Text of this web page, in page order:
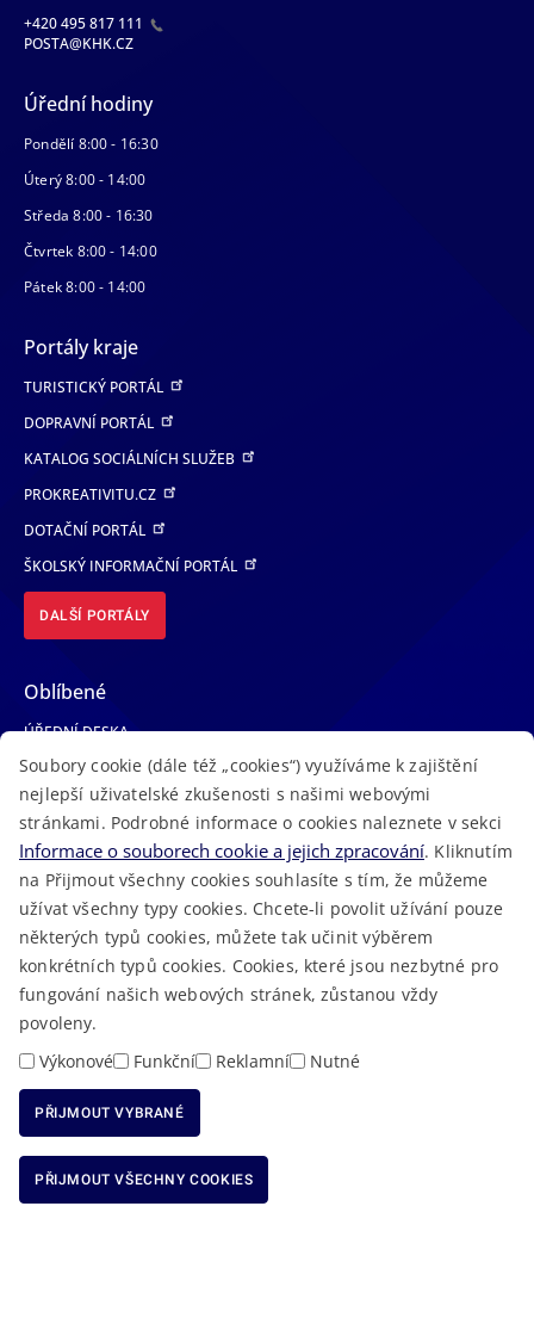
+420 495 817 111
POSTA@KHK.CZ
Úřední hodiny
Pondělí 8:00 - 16:30
Úterý 8:00 - 14:00
Středa 8:00 - 16:30
Čtvrtek 8:00 - 14:00
Pátek 8:00 - 14:00
Portály kraje
TURISTICKÝ PORTÁL
DOPRAVNÍ PORTÁL
KATALOG SOCIÁLNÍCH SLUŽEB
PROKREATIVITU.CZ
DOTAČNÍ PORTÁL
ŠKOLSKÝ INFORMAČNÍ PORTÁL
DALŠÍ PORTÁLY
Oblíbené
ÚŘEDNÍ DESKA
TELEFONNÍ SEZNAM
LÉKAŘSKÁ POHOTOVOST
VOLNÁ MÍSTA
AKTUALITY
2023 © Královéhradecký kraj • Vytvořeno vMacron Software
RSS • Mapa stránek •Cookies Prohlášení o přístupnosti
Soubory cookie (dále též „cookies“) využíváme k zajištění
nejlepší uživatelské zkušenosti s našimi webovými
stránkami. Podrobné informace o cookies naleznete v sekci
Informace o souborech cookie a jejich zpracování. Kliknutím
na Přijmout všechny cookies souhlasíte s tím, že můžeme
užívat všechny typy cookies. Chcete-li povolit užívání pouze
některých typů cookies, můžete tak učinit výběrem
konkrétních typů cookies. Cookies, které jsou nezbytné pro
fungování našich webových stránek, zůstanou vždy
povoleny.
Výkonové
Funkční Reklamní Nutné
PŘIJMOUT VYBRANÉ
PŘIJMOUT VŠECHNY COOKIES
ODMÍTNOUT VŠECHNY COOKIES